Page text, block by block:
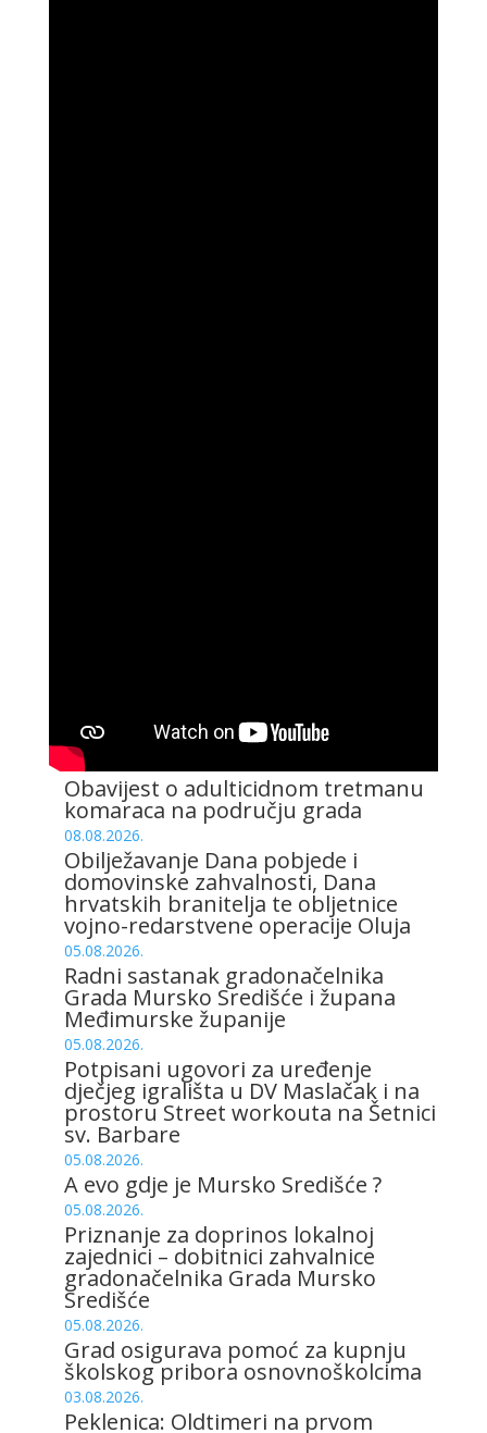
Obavijest o adulticidnom tretmanu
komaraca na području grada
08.08.2026.
Obilježavanje Dana pobjede i
domovinske zahvalnosti, Dana
hrvatskih branitelja te obljetnice
vojno-redarstvene operacije Oluja
05.08.2026.
Radni sastanak gradonačelnika
Grada Mursko Središće i župana
Međimurske županije
05.08.2026.
Potpisani ugovori za uređenje
dječjeg igrališta u DV Maslačak i na
prostoru Street workouta na Šetnici
sv. Barbare
05.08.2026.
A evo gdje je Mursko Središće ?
05.08.2026.
Priznanje za doprinos lokalnoj
zajednici – dobitnici zahvalnice
gradonačelnika Grada Mursko
Središće
05.08.2026.
Grad osigurava pomoć za kupnju
školskog pribora osnovnoškolcima
03.08.2026.
Peklenica: Oldtimeri na prvom